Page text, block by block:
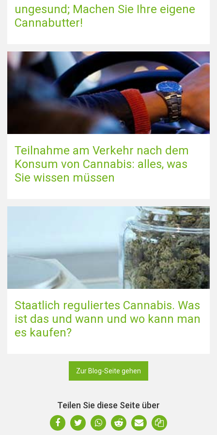
ungesund; Machen Sie Ihre eigene
Cannabutter!
Teilnahme am Verkehr nach dem
Konsum von Cannabis: alles, was
Sie wissen müssen
Staatlich reguliertes Cannabis. Was
ist das und wann und wo kann man
es kaufen?
Zur Blog-Seite gehen
Teilen Sie diese Seite über